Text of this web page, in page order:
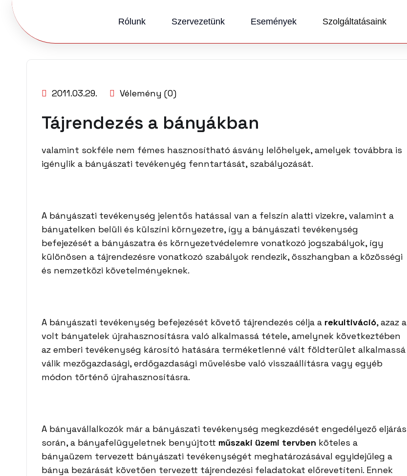
Rólunk Szervezetünk Események Szolgáltatásaink
2011.03.29. Vélemény (0)
Tájrendezés a bányákban
valamint sokféle nem fémes hasznosítható ásvány lelőhelyek, amelyek továbbra is
igénylik a bányászati tevékenyég fenntartását, szabályozását.
A bányászati tevékenység jelentős hatással van a felszín alatti vizekre, valamint a
bányatelken belüli és külszíni környezetre, így a bányászati tevékenység
befejezését a bányászatra és környezetvédelemre vonatkozó jogszabályok, így
különösen a tájrendezésre vonatkozó szabályok rendezik, összhangban a közösségi
és nemzetközi követelményeknek.
A bányászati tevékenység befejezését követő tájrendezés célja a rekultiváció, azaz a
volt bányatelek újrahasznosításra való alkalmassá tétele, amelynek következtében
az emberi tevékenység károsító hatására terméketlenné vált földterület alkalmassá
válik mezőgazdasági, erdőgazdasági művelésbe való visszaállításra vagy egyéb
módon történő újrahasznosításra.
A bányavállalkozók már a bányászati tevékenység megkezdését engedélyező eljárás
során, a bányafelügyeletnek benyújtott műszaki üzemi tervben köteles a
bányaüzem tervezett bányászati tevékenységét meghatározásával egyidejűleg a
bánya bezárását követően tervezett tájrendezési feladatokat előrevetíteni. Ennek